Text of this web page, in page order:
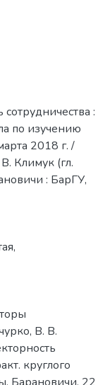
:
по изучению
2018 г. /
Климук (гл.
: БарГУ,
,
В. В.
круглого